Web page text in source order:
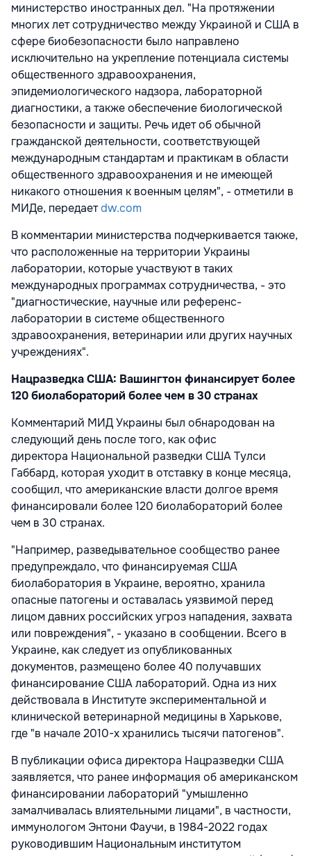
министерство иностранных дел. "На протяжении
многих лет сотрудничество между Украиной и США в
сфере биобезопасности было направлено
исключительно на укрепление потенциала системы
общественного здравоохранения,
эпидемиологического надзора, лабораторной
диагностики, а также обеспечение биологической
безопасности и защиты. Речь идет об обычной
гражданской деятельности, соответствующей
международным стандартам и практикам в области
общественного здравоохранения и не имеющей
никакого отношения к военным целям", - отметили в
МИДе, передаетdw.com
В комментарии министерства подчеркивается также,
что расположенные на территории Украины
лаборатории, которые участвуют в таких
международных программах сотрудничества, - это
"диагностические, научные или референс-
лаборатории в системе общественного
здравоохранения, ветеринарии или других научных
учреждениях".
Нацразведка США: Вашингтон финансирует более
120 биолабораторий более чем в 30 странах
Комментарий МИД Украины был обнародован на
следующий день после того, как офис
директора Национальной разведки США Тулси
Габбард, которая уходит в отставку в конце месяца,
сообщил, что американские власти долгое время
финансировали более 120 биолабораторий более
чем в 30 странах.
"Например, разведывательное сообщество ранее
предупреждало, что финансируемая США
биолаборатория в Украине, вероятно, хранила
опасные патогены и оставалась уязвимой перед
лицом давних российских угроз нападения, захвата
или повреждения", - указано в сообщении. Всего в
Украине, как следует из опубликованных
документов, размещено более 40 получавших
финансирование США лабораторий. Одна из них
действовала в Институте экспериментальной и
клинической ветеринарной медицины в Харькове,
где "в начале 2010-х хранились тысячи патогенов".
В публикации офиса директора Нацразведки США
заявляется, что ранее информация об американском
финансировании лабораторий "умышленно
замалчивалась влиятельными лицами", в частности,
иммунологом Энтони Фаучи, в 1984-2022 годах
руководившим Национальным институтом